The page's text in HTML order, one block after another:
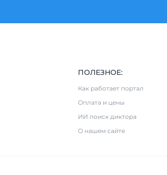
ПОЛЕЗНОЕ:
Как работает портал
Оплата и цены
ИИ поиск диктора
О нашем сайте